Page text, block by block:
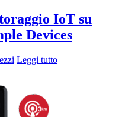
IoT su
Devices
Leggi tutto